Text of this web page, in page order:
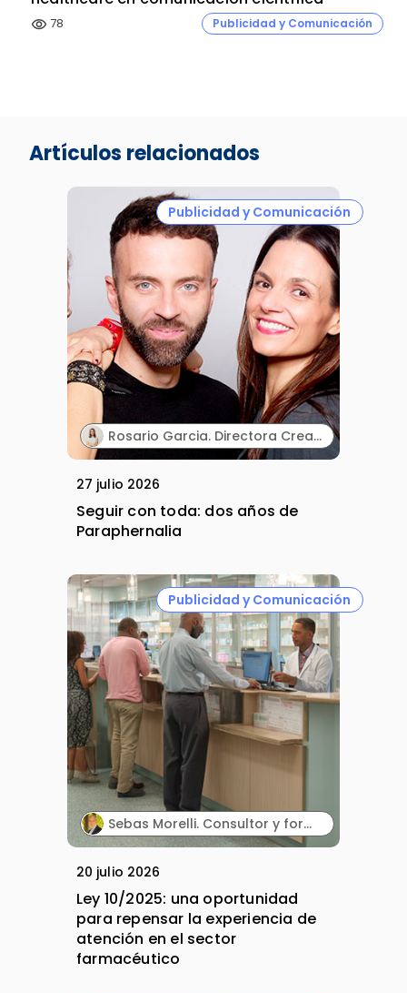
visibility 78 Publicidad y Comunicación
Artículos relacionados
Publicidad y Comunicación
Rosario Garcia. Directora Creativa & Cofounder. Paraphernalia.
27 julio 2026
Seguir con toda: dos años de
Paraphernalia
Publicidad y Comunicación
Sebas Morelli. Consultor y formador en comunicación, atención al cliente, liderazgo y ventas.
20 julio 2026
Ley 10/2025: una oportunidad
para repensar la experiencia de
atención en el sector
farmacéutico